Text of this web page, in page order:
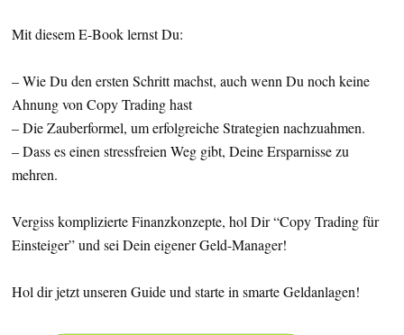
Mit diesem E-Book lernst Du:
– Wie Du den ersten Schritt machst, auch wenn Du noch keine
Ahnung von Copy Trading hast
– Die Zauberformel, um erfolgreiche Strategien nachzuahmen.
– Dass es einen stressfreien Weg gibt, Deine Ersparnisse zu
mehren.
Vergiss komplizierte Finanzkonzepte, hol Dir “Copy Trading für
Einsteiger” und sei Dein eigener Geld-Manager!
Hol dir jetzt unseren Guide und starte in smarte Geldanlagen!